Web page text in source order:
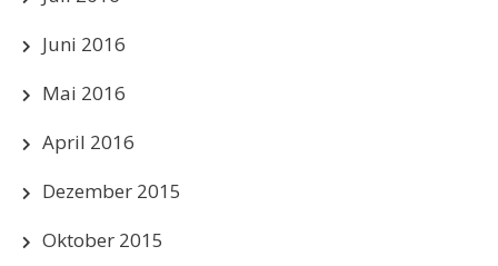
Juni 2016
Mai 2016
April 2016
Dezember 2015
Oktober 2015